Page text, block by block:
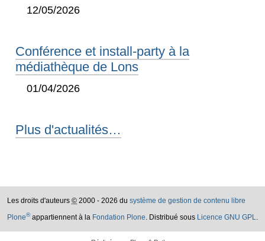
12/05/2026
Conférence et install-party à la
médiathèque de Lons
01/04/2026
Plus d'actualités…
Les droits d'auteurs © 2000 - 2026 du système de gestion de contenu libre
Plone®appartiennent à la Fondation Plone. Distribué sous Licence GNU GPL.